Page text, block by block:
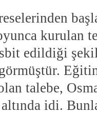
kurulan
edildiği
talebe,
idi.